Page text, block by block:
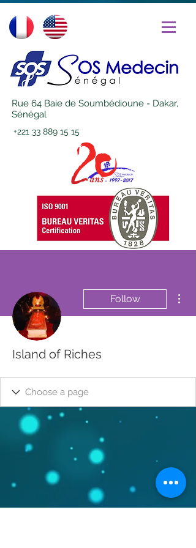
Rue 64 Baie de Soumbédioune - Dakar,
Sénégal
+221 33 889 15 15
Follow
Island of Riches